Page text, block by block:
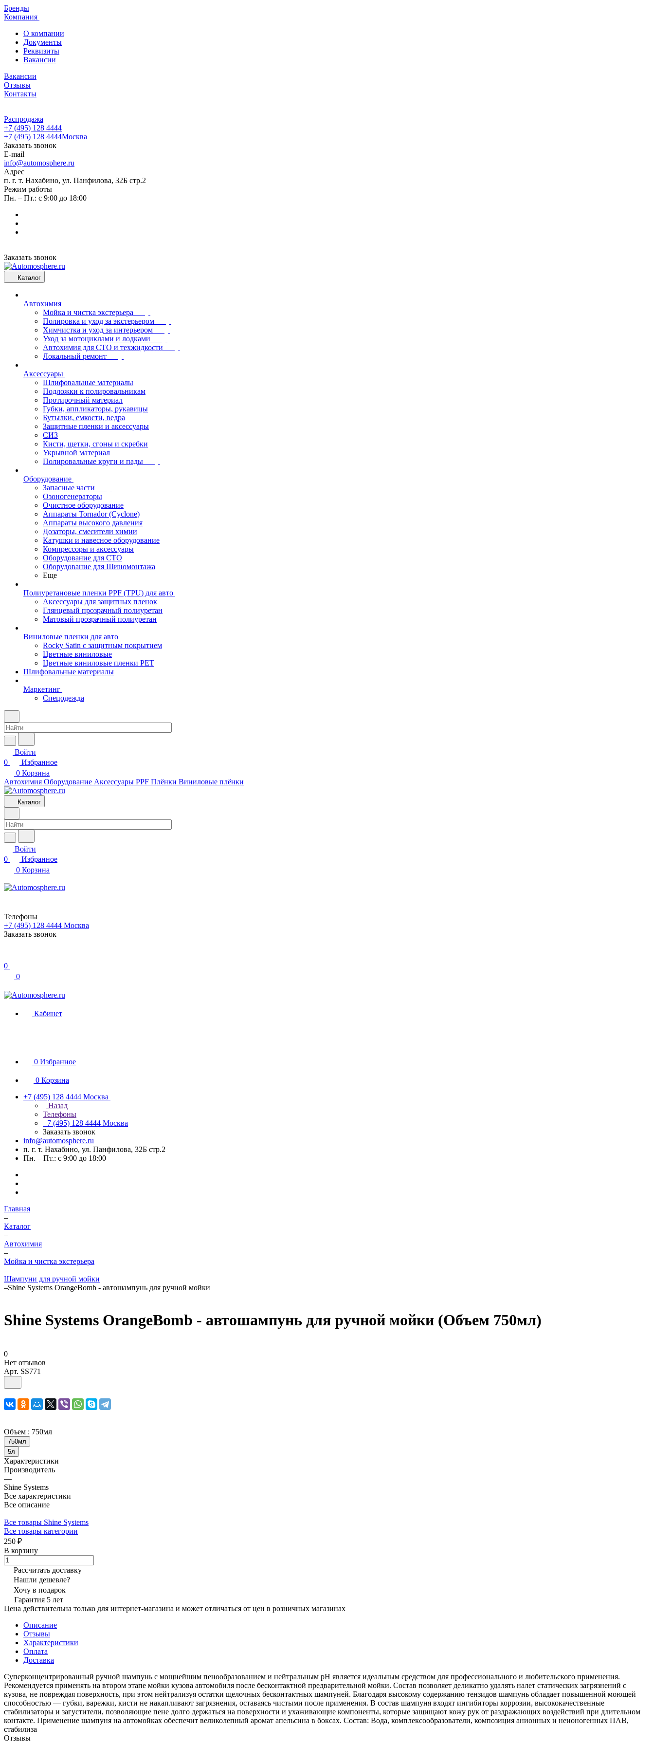
Бренды
Компания
О компании
Документы
Реквизиты
Вакансии
Вакансии
Отзывы
Контакты
Распродажа
+7 (495) 128 4444
+7 (495) 128 4444Москва
Заказать звонок
E-mail
info@automosphere.ru
Адрес
п. г. т. Нахабино, ул. Панфилова, 32Б стр.2
Режим работы
Пн. – Пт.: с 9:00 до 18:00
Заказать звонок
Каталог
Автохимия
Мойка и чистка экстерьера
Полировка и уход за экстерьером
Химчистка и уход за интерьером
Уход за мотоциклами и лодками
Автохимия для СТО и техжидкости
Локальный ремонт
Аксессуары
Шлифовальные материалы
Подложки к полировальникам
Протирочный материал
Губки, аппликаторы, рукавицы
Бутылки, емкости, ведра
Защитные пленки и аксессуары
СИЗ
Кисти, щетки, сгоны и скребки
Укрывной материал
Полировальные круги и пады
Оборудование
Запасные части
Озоногенераторы
Очистное оборудование
Аппараты Tornador (Cyclone)
Аппараты высокого давления
Дозаторы, смесители химии
Катушки и навесное оборудование
Компрессоры и аксессуары
Оборудование для СТО
Оборудование для Шиномонтажа
Еще
Полиуретановые пленки PPF (TPU) для авто
Аксессуары для защитных пленок
Глянцевый прозрачный полиуретан
Матовый прозрачный полиуретан
Виниловые пленки для авто
Rocky Satin с защитным покрытием
Цветные виниловые
Цветные виниловые пленки PET
Шлифовальные материалы
Маркетинг
Спецодежда
Войти
0
Избранное
0 Корзина
Автохимия Оборудование Аксессуары PPF Плёнки Виниловые плёнки
Каталог
Войти
0
Избранное
0 Корзина
Телефоны
+7 (495) 128 4444 Москва
Заказать звонок
0
0
Кабинет
0 Избранное
0 Корзина
+7 (495) 128 4444 Москва
Назад
Телефоны
+7 (495) 128 4444 Москва
Заказать звонок
info@automosphere.ru
п. г. т. Нахабино, ул. Панфилова, 32Б стр.2
Пн. – Пт.: с 9:00 до 18:00
Главная
–
Каталог
–
Автохимия
–
Мойка и чистка экстерьера
–
Шампуни для ручной мойки
–Shine Systems OrangeBomb - автошампунь для ручной мойки
Shine Systems OrangeBomb - автошампунь для ручной мойки (Объем 750мл)
0
Нет отзывов
Арт. SS771
Объем : 750мл
750мл
5л
Характеристики
Производитель
—
Shine Systems
Все характеристики
Все описание
Все товары Shine Systems
Все товары категории
250 ₽
В корзину
Рассчитать доставку
Нашли дешевле?
Хочу в подарок
Гарантия 5 лет
Цена действительна только для интернет-магазина и может отличаться от цен в розничных магазинах
Описание
Отзывы
Характеристики
Оплата
Доставка
Суперконцентрированный ручной шампунь с мощнейшим пенообразованием и нейтральным pH является идеальным средством для профессионального и любительского применения.
Рекомендуется применять на втором этапе мойки кузова автомобиля после бесконтактной предварительной мойки. Состав позволяет деликатно удалять налет статических загрязнений с
кузова, не повреждая поверхность, при этом нейтрализуя остатки щелочных бесконтактных шампуней. Благодаря высокому содержанию тензидов шампунь обладает повышенной моющей
способностью — губки, варежки, кисти не накапливают загрязнения, оставаясь чистыми после применения. В состав шампуня входят ингибиторы коррозии, высококачественные
стабилизаторы и загустители, позволяющие пене долго держаться на поверхности и ухаживающие компоненты, которые защищают кожу рук от раздражающих воздействий при длительном
контакте. Применение шампуня на автомойках обеспечит великолепный аромат апельсина в боксах. Состав: Вода, комплексообразователи, композиция анионных и неионогенных ПАВ,
стабилиза
Отзывы